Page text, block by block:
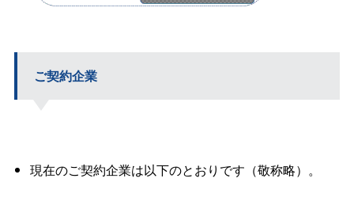
ご契約企業
現在のご契約企業は以下のとおりです（敬称略）。